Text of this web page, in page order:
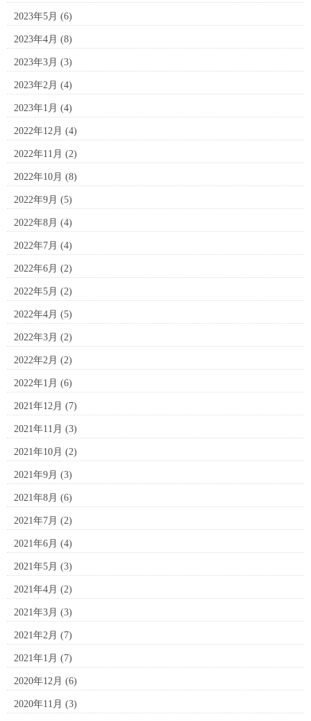
2023年5月 (6)
2023年4月 (8)
2023年3月 (3)
2023年2月 (4)
2023年1月 (4)
2022年12月 (4)
2022年11月 (2)
2022年10月 (8)
2022年9月 (5)
2022年8月 (4)
2022年7月 (4)
2022年6月 (2)
2022年5月 (2)
2022年4月 (5)
2022年3月 (2)
2022年2月 (2)
2022年1月 (6)
2021年12月 (7)
2021年11月 (3)
2021年10月 (2)
2021年9月 (3)
2021年8月 (6)
2021年7月 (2)
2021年6月 (4)
2021年5月 (3)
2021年4月 (2)
2021年3月 (3)
2021年2月 (7)
2021年1月 (7)
2020年12月 (6)
2020年11月 (3)